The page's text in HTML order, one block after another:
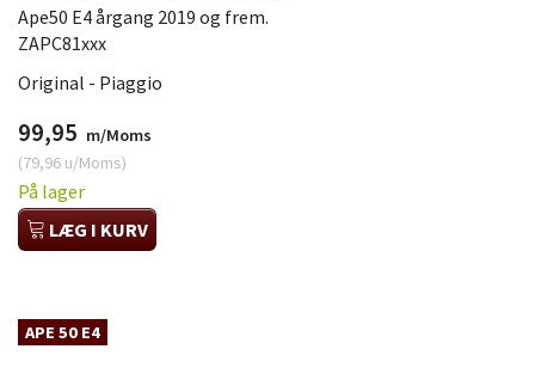
Ape50 E4 årgang 2019 og frem.
ZAPC81xxx
Original - Piaggio
99,95 m/Moms
(79,96 u/Moms)
På lager
LÆG I KURV
APE 50 E4